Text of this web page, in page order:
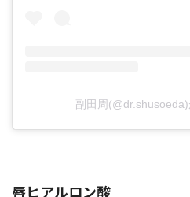
副田周
唇ヒアルロン酸